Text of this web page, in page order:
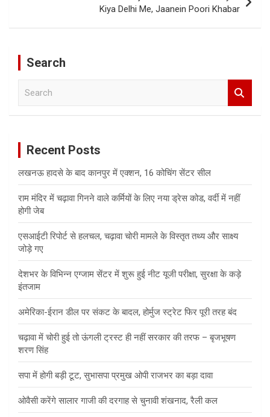
Kiya Delhi Me, Jaanein Poori Khabar
Search
Recent Posts
लखनऊ हादसे के बाद कानपुर में एक्शन, 16 कोचिंग सेंटर सील
राम मंदिर में चढ़ावा गिनने वाले कर्मियों के लिए नया ड्रेस कोड, वर्दी में नहीं
होगी जेब
एसआईटी रिपोर्ट से हलचल, चढ़ावा चोरी मामले के विस्तृत तथ्य और साक्ष्य
जोड़े गए
देशभर के विभिन्न एग्जाम सेंटर में शुरू हुई नीट यूजी परीक्षा, सुरक्षा के कड़े
इंतजाम
अमेरिका-ईरान डील पर संकट के बादल, होर्मुज स्ट्रेट फिर पूरी तरह बंद
चढ़ावा में चोरी हुई तो ऊंगली ट्रस्ट ही नहीं सरकार की तरफ – बृजभूषण
शरण सिंह
सपा में होगी बड़ी टूट, सुभासपा प्रमुख ओपी राजभर का बड़ा दावा
ओवैसी करेंगे सालार गाजी की दरगाह से चुनावी शंखनाद, रैली कल